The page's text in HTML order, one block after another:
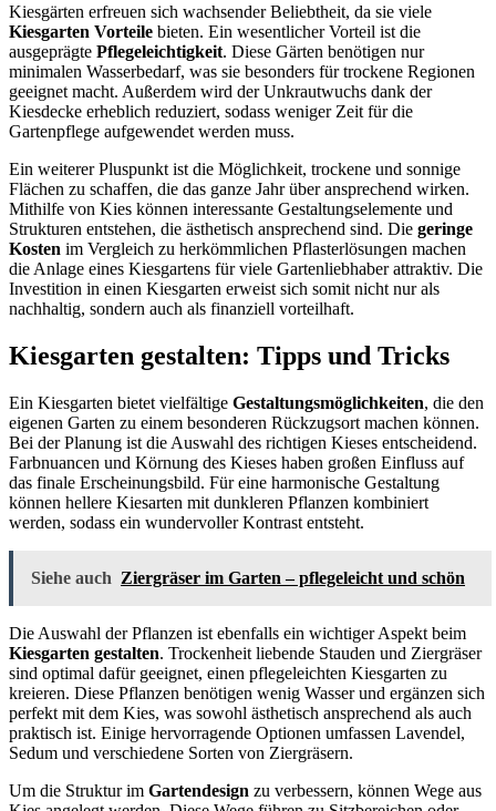
Kiesgärten erfreuen sich wachsender Beliebtheit, da sie viele
Kiesgarten Vorteile bieten. Ein wesentlicher Vorteil ist die
ausgeprägte Pflegeleichtigkeit. Diese Gärten benötigen nur
minimalen Wasserbedarf, was sie besonders für trockene Regionen
geeignet macht. Außerdem wird der Unkrautwuchs dank der
Kiesdecke erheblich reduziert, sodass weniger Zeit für die
Gartenpflege aufgewendet werden muss.
Ein weiterer Pluspunkt ist die Möglichkeit, trockene und sonnige
Flächen zu schaffen, die das ganze Jahr über ansprechend wirken.
Mithilfe von Kies können interessante Gestaltungselemente und
Strukturen entstehen, die ästhetisch ansprechend sind. Die geringe
Kosten im Vergleich zu herkömmlichen Pflasterlösungen machen
die Anlage eines Kiesgartens für viele Gartenliebhaber attraktiv. Die
Investition in einen Kiesgarten erweist sich somit nicht nur als
nachhaltig, sondern auch als finanziell vorteilhaft.
Kiesgarten gestalten: Tipps und Tricks
Ein Kiesgarten bietet vielfältige Gestaltungsmöglichkeiten, die den
eigenen Garten zu einem besonderen Rückzugsort machen können.
Bei der Planung ist die Auswahl des richtigen Kieses entscheidend.
Farbnuancen und Körnung des Kieses haben großen Einfluss auf
das finale Erscheinungsbild. Für eine harmonische Gestaltung
können hellere Kiesarten mit dunkleren Pflanzen kombiniert
werden, sodass ein wundervoller Kontrast entsteht.
Siehe auch Ziergräser im Garten – pflegeleicht und schön
Die Auswahl der Pflanzen ist ebenfalls ein wichtiger Aspekt beim
Kiesgarten gestalten. Trockenheit liebende Stauden und Ziergräser
sind optimal dafür geeignet, einen pflegeleichten Kiesgarten zu
kreieren. Diese Pflanzen benötigen wenig Wasser und ergänzen sich
perfekt mit dem Kies, was sowohl ästhetisch ansprechend als auch
praktisch ist. Einige hervorragende Optionen umfassen Lavendel,
Sedum und verschiedene Sorten von Ziergräsern.
Um die Struktur im Gartendesign zu verbessern, können Wege aus